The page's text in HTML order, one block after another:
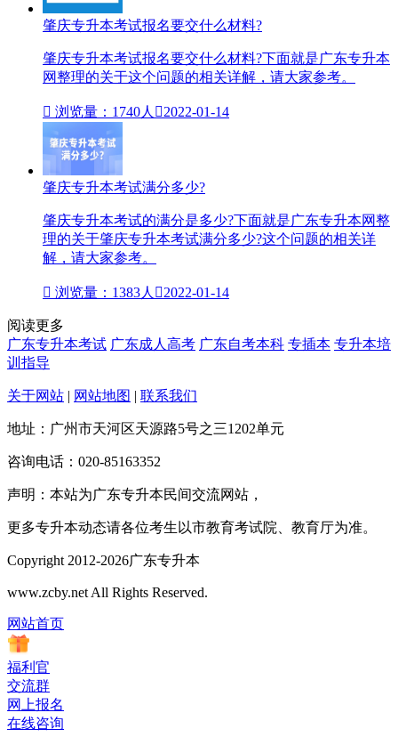
肇庆专升本考试报名要交什么材料?
肇庆专升本考试报名要交什么材料?下面就是广东专升本
网整理的关于这个问题的相关详解，请大家参考。
 浏览量：1740人 2022-01-14
肇庆专升本考试满分多少?
肇庆专升本考试的满分是多少?下面就是广东专升本网整
理的关于肇庆专升本考试满分多少?这个问题的相关详
解，请大家参考。
 浏览量：1383人 2022-01-14
阅读更多
广东专升本考试 广东成人高考 广东自考本科 专插本 专升本培
训指导
关于网站 | 网站地图 | 联系我们
地址：广州市天河区天源路5号之三1202单元
咨询电话：020-85163352
声明：本站为广东专升本民间交流网站，
更多专升本动态请各位考生以市教育考试院、教育厅为准。
Copyright 2012-2026广东专升本
www.zcby.net All Rights Reserved.
网站首页
福利官
交流群
网上报名
在线咨询